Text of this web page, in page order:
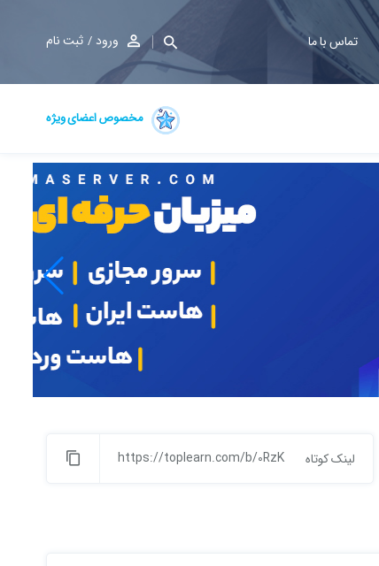
تماس با ما ورود ثبت نام
مخصوص اعضای ویژه
لینک کوتاه https://toplearn.com/b/0RzK